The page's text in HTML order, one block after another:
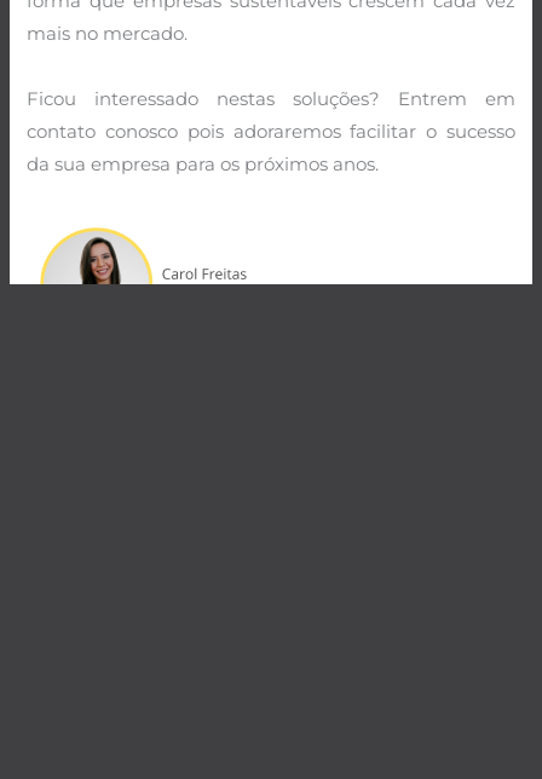
mais no mercado.
Ficou interessado nestas soluções? Entrem em
contato conosco pois adoraremos facilitar o sucesso
da sua empresa para os próximos anos.